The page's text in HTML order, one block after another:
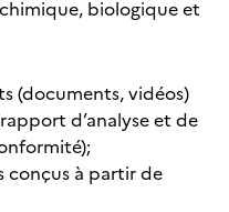
biologique et
(documents, vidéos)
d’analyse et de
conçus à partir de